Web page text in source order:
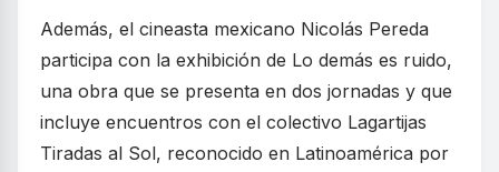
Además, el cineasta mexicano Nicolás Pereda
participa con la exhibición de Lo demás es ruido,
una obra que se presenta en dos jornadas y que
incluye encuentros con el colectivo Lagartijas
Tiradas al Sol, reconocido en Latinoamérica por